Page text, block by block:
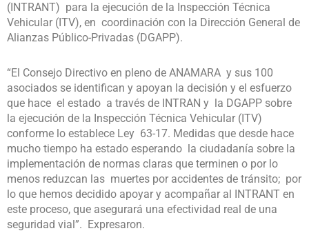
(INTRANT) para la ejecución de la Inspección Técnica
Vehicular (ITV), en coordinación con la Dirección General de
Alianzas Público-Privadas (DGAPP).
“El Consejo Directivo en pleno de ANAMARA y sus 100
asociados se identifican y apoyan la decisión y el esfuerzo
que hace el estado a través de INTRAN y la DGAPP sobre
la ejecución de la Inspección Técnica Vehicular (ITV)
conforme lo establece Ley 63-17. Medidas que desde hace
mucho tiempo ha estado esperando la ciudadanía sobre la
implementación de normas claras que terminen o por lo
menos reduzcan las muertes por accidentes de tránsito; por
lo que hemos decidido apoyar y acompañar al INTRANT en
este proceso, que asegurará una efectividad real de una
seguridad vial”. Expresaron.